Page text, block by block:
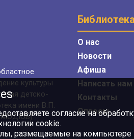
культуры
детско-
имени В.П.
МОДЮБ)
Библиотека
О нас
Новости
Афиша
Написать нам
Контакты
Опросы
согласие на
cookie.
размещаемые на компьютере